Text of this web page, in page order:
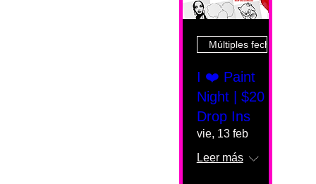
Múltiples fechas
I ❤️ Paint
Night | $20
Drop Ins
vie, 13 feb
Leer más